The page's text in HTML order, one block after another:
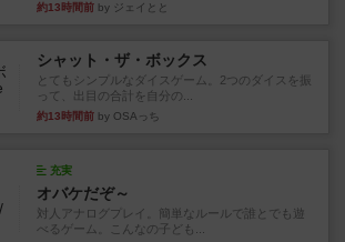
約13時間前 by ジェイとと
シャット・ザ・ボックス
とてもシンプルなダイスゲーム。2つのダイスを振
って、出目の合計を自分の...
約13時間前 by OSAっち
充実
オバケだぞ～
対人アナログプレイ。簡単なルールで誰とでも遊
べるゲーム。こんなの子ども...